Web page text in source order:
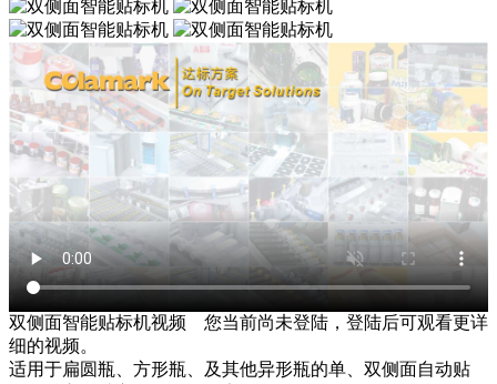
双侧面智能贴标机视频 您当前尚未登陆，登陆后可观看更详
细的视频。
适用于扁圆瓶、方形瓶、及其他异形瓶的单、双侧面自动贴